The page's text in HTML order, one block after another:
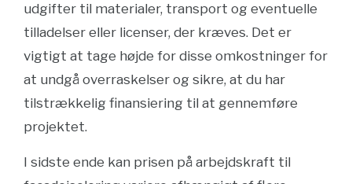
udgifter til materialer, transport og eventuelle
tilladelser eller licenser, der kræves. Det er
vigtigt at tage højde for disse omkostninger for
at undgå overraskelser og sikre, at du har
tilstrækkelig finansiering til at gennemføre
projektet.
I sidste ende kan prisen på arbejdskraft til